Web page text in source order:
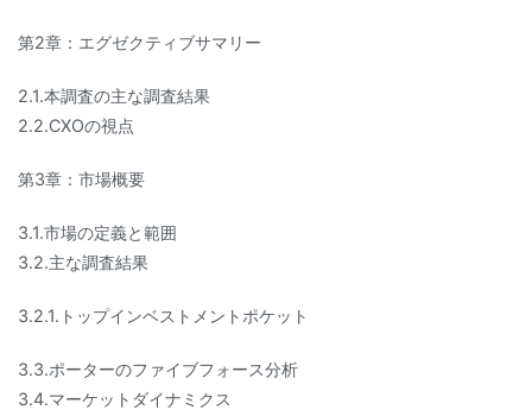
第2章：エグゼクティブサマリー
2.1.本調査の主な調査結果
2.2.CXOの視点
第3章：市場概要
3.1.市場の定義と範囲
3.2.主な調査結果
3.2.1.トップインベストメントポケット
3.3.ポーターのファイブフォース分析
3.4.マーケットダイナミクス